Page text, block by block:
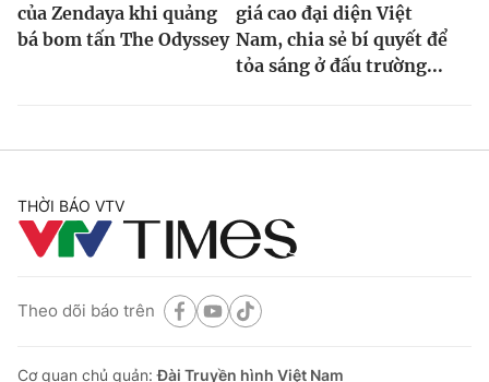
của Zendaya khi quảng
bá bom tấn The Odyssey
giá cao đại diện Việt
Nam, chia sẻ bí quyết để
tỏa sáng ở đấu trường...
THỜI BÁO VTV
Theo dõi báo trên
Cơ quan chủ quản:Đài Truyền hình Việt Nam